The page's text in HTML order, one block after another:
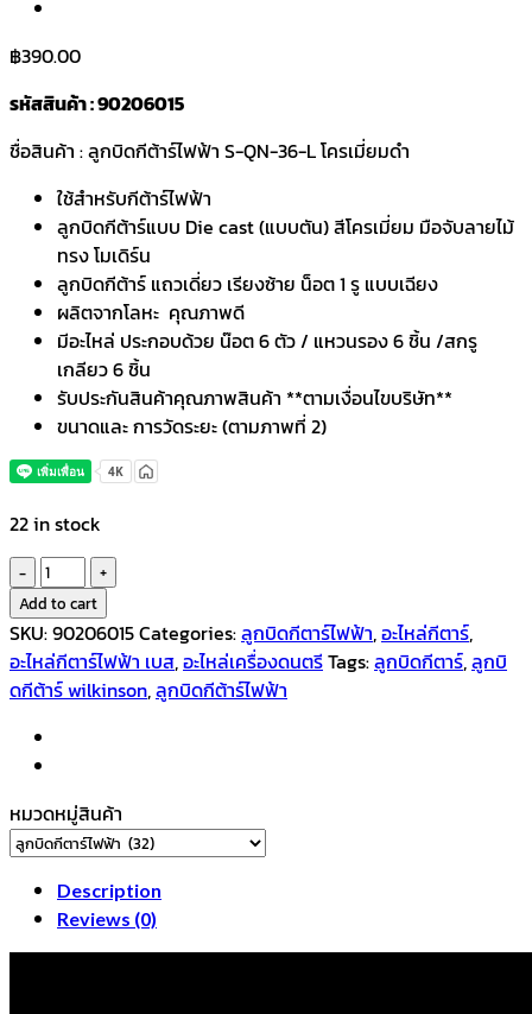
฿390.00
รหัสสินค้า : 90206015
ชื่อสินค้า : ลูกบิดกีต้าร์ไฟฟ้า S-QN-36-L โครเมี่ยมดำ
ใช้สำหรับกีต้าร์ไฟฟ้า
ลูกบิดกีต้าร์แบบ Die cast (แบบตัน) สีโครเมี่ยม มือจับลายไม้
ทรง โมเดิร์น
ลูกบิดกีต้าร์ แถวเดี่ยว เรียงซ้าย น็อต 1 รู แบบเฉียง
ผลิตจากโลหะ คุณภาพดี
มีอะไหล่ ประกอบด้วย น๊อต 6 ตัว / แหวนรอง 6 ชิ้น /สกรู
เกลียว 6 ชิ้น
รับประกันสินค้าคุณภาพสินค้า **ตามเงื่อนไขบริษัท**
ขนาดและ การวัดระยะ (ตามภาพที่ 2)
22 in stock
ลูกบิด
กีตาร์
ไฟฟ้า
โค
ร
ยมดำ
แบบ
มือ
จับ
ลายไม้
เรียง
Add to cart
SKU:90206015Categories:ลูกบิดกีตาร์ไฟฟ้า,อะไหล่กีตาร์,
อะไหล่กีตาร์ไฟฟ้า เบส,อะไหล่เครื่องดนตรีTags:ลูกบิดกีตาร์,ลูกบิ
ดกีต้าร์ wilkinson,ลูกบิดกีต้าร์ไฟฟ้า
หมวดหมู่สินค้า
Description
Reviews (0)